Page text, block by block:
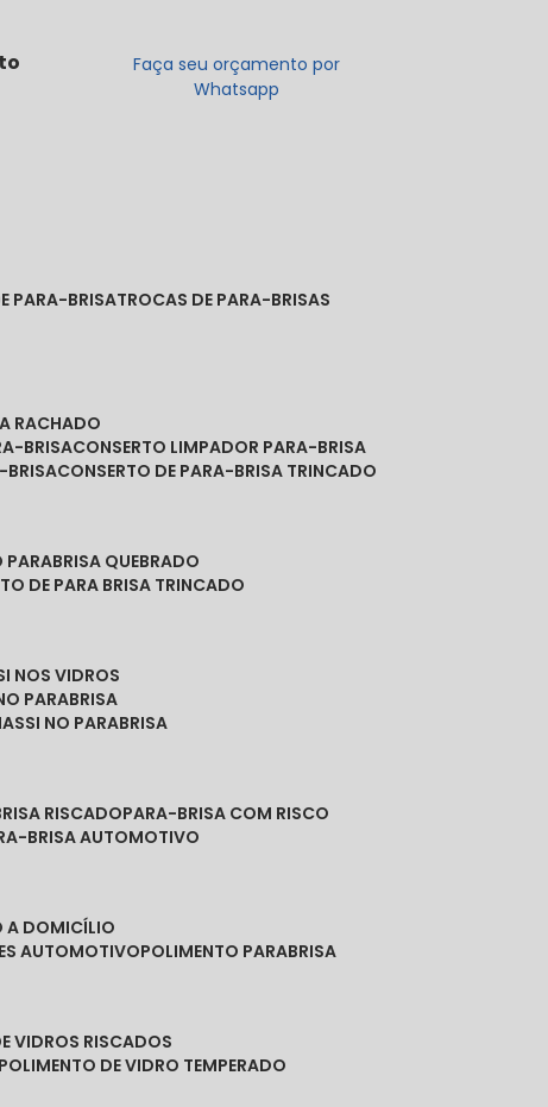
Faça seu orçamento por
Whatsapp
PARA-BRISA TROCAS DE PARA-BRISAS
RACHADO
BRISA
CONSERTO LIMPADOR PARA-BRISA
BRISA CONSERTO DE PARA-BRISA TRINCADO
PARABRISA QUEBRADO
DE PARA BRISA TRINCADO
NOS VIDROS
PARABRISA
NO PARABRISA
RISCADO PARA-BRISA COM RISCO
BRISA AUTOMOTIVO
A DOMICÍLIO
AUTOMOTIVO POLIMENTO PARABRISA
VIDROS RISCADOS
POLIMENTO DE VIDRO TEMPERADO